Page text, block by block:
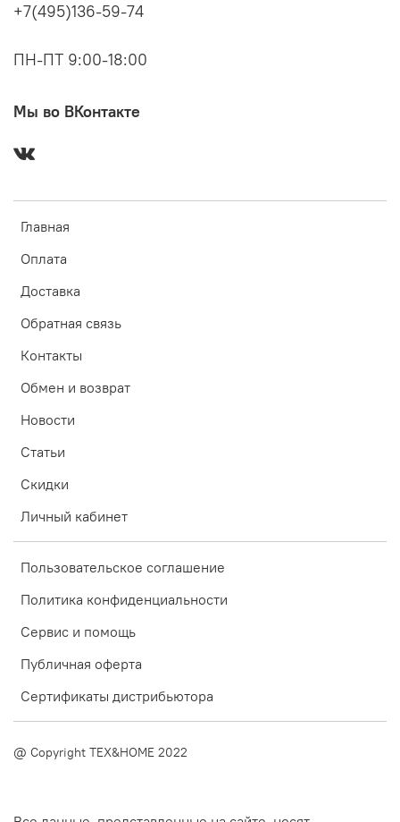
Главная
Оплата
Доставка
Обратная связь
Контакты
Обмен и возврат
Новости
Статьи
Скидки
Личный кабинет
Пользовательское соглашение
Политика конфиденциальности
Сервис и помощь
Публичная оферта
Сертификаты дистрибьютора
+7(495)136-59-74
ПН-ПТ 9:00-18:00
Мы во ВКонтакте
@ Copyright TEX&HOME 2022